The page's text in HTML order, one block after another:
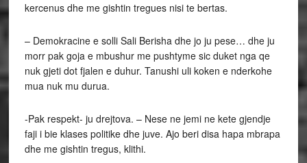
kercenus dhe me gishtin tregues nisi te bertas.
– Demokracine e solli Sali Berisha dhe jo ju pese… dhe ju
morr pak goja e mbushur me pushtyme sic duket nga qe
nuk gjeti dot fjalen e duhur. Tanushi uli koken e nderkohe
mua nuk mu durua.
-Pak respekt- ju drejtova. – Nese ne jemi ne kete gjendje
faji i bie klases politike dhe juve. Ajo beri disa hapa mbrapa
dhe me gishtin tregus, klithi.